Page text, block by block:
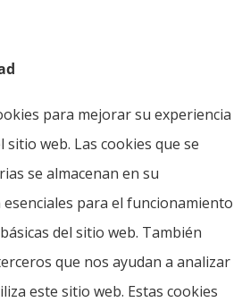
para mejorar su experiencia
web. Las cookies que se
se almacenan en su
para el funcionamiento
del sitio web. También
que nos ayudan a analizar
este sitio web. Estas cookies